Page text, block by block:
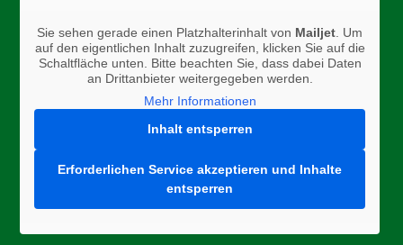
Sie sehen gerade einen Platzhalterinhalt von Mailjet. Um
auf den eigentlichen Inhalt zuzugreifen, klicken Sie auf die
Schaltfläche unten. Bitte beachten Sie, dass dabei Daten
an Drittanbieter weitergegeben werden.
Mehr Informationen
Inhalt entsperren
Erforderlichen Service akzeptieren und Inhalte
entsperren